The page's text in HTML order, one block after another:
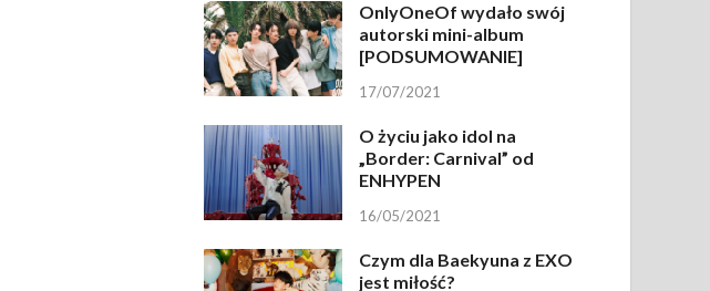
OnlyOneOf wydało swój
autorski mini-album
[PODSUMOWANIE]
17/07/2021
O życiu jako idol na
„Border: Carnival” od
ENHYPEN
16/05/2021
Czym dla Baekyuna z EXO
jest miłość?